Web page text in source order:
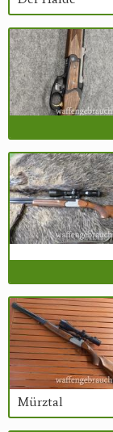
Mürztal